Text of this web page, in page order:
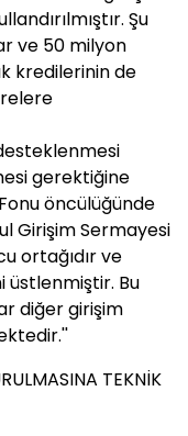
Şu
ve 50 milyon
kredilerinin de
gerektiğine
öncülüğünde
Girişim Sermayesi
ortağıdır ve
üstlenmiştir. Bu
diğer girişim
TEKNİK